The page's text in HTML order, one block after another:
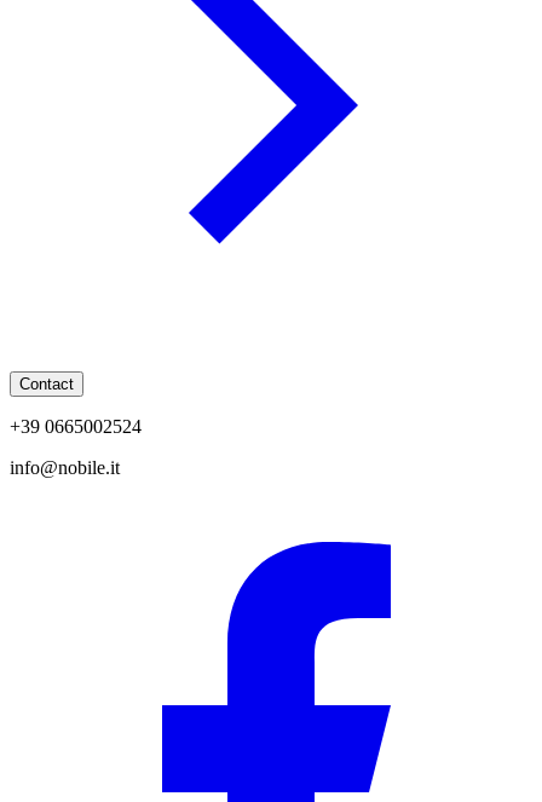
Contact
+39 0665002524
info@nobile.it